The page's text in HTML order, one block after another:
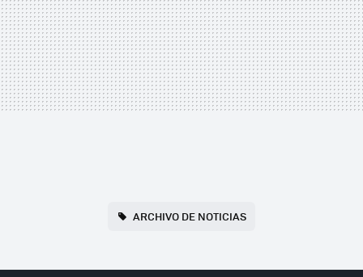
ARCHIVO DE NOTICIAS